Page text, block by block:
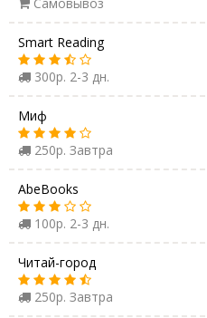
Самовывоз
Smart Reading
300р. 2-3 дн.
Миф
250р. Завтра
AbeBooks
100р. 2-3 дн.
Читай-город
250р. Завтра